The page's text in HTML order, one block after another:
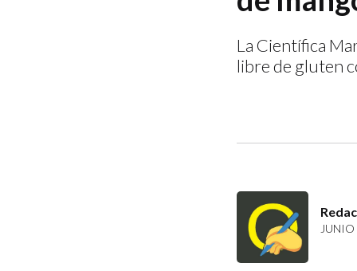
La Científica
libre de gluten